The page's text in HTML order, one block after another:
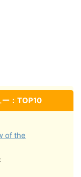
ー：TOP10
of the